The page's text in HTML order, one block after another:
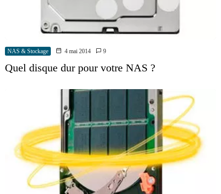
NAS & Stockage 4 mai 2014 9
Quel disque dur pour votre NAS ?